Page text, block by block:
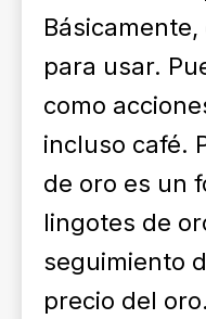
para usar.
como
incluso café.
de oro es un
lingotes de
seguimiento
precio del